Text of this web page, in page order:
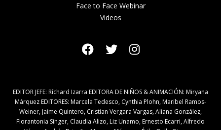
Face to Face Webinar
Videos
EDITOR JEFE: Ríchard Izarra EDITORA DE NIÑOS & ANIMACIÓN: Miryana
Márquez EDITORES: Marcela Tedesco, Cynthia Plohn, Maribel Ramos-
Weiner, Jaime Quintero, Cristian Vergara Vargas, Aliana González,
Florantonia Singer, Claudia Alizo, Liz Unamo, Ernesto Ecarri, Alfredo